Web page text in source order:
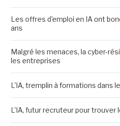
Les offres d'emploi en IA ont
ans
Malgré les menaces, la cyber-
les entreprises
L'IA, tremplin à formations dans
L'IA, futur recruteur pour trouver